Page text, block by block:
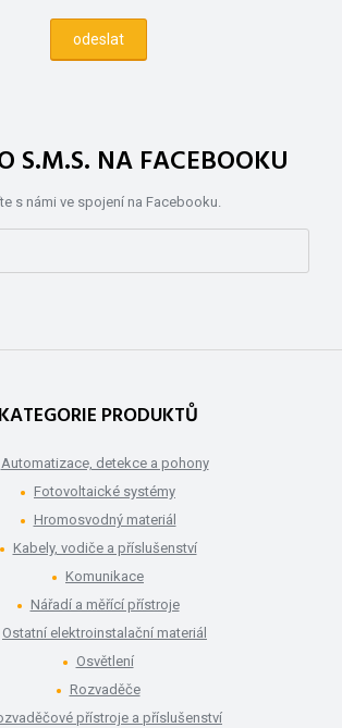
S.M.S. NA FACEBOOKU
s námi ve spojení na Facebooku.
KATEGORIE PRODUKTŮ
Automatizace, detekce a pohony
Fotovoltaické systémy
Hromosvodný materiál
Kabely, vodiče a příslušenství
Komunikace
Nářadí a měřící přístroje
Ostatní elektroinstalační materiál
Osvětlení
Rozvaděče
přístroje a příslušenství